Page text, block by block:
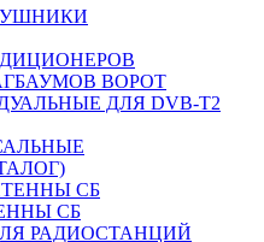
ВОРОТ
ДЛЯ DVB-T2
CБ